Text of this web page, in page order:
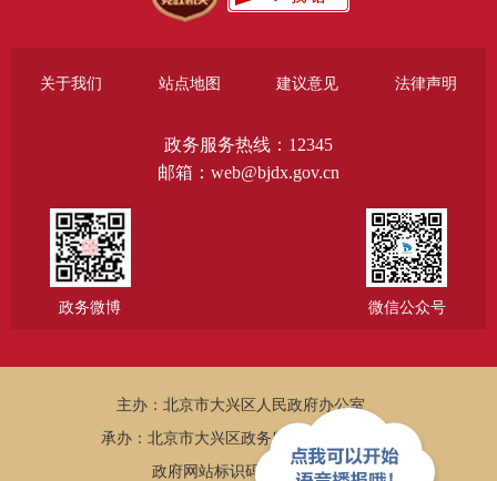
关于我们 站点地图 建议意见 法律声明
政务服务热线：12345
邮箱：web@bjdx.gov.cn
政务微博 微信公众号
主办：北京市大兴区人民政府办公室
承办：北京市大兴区政务服务和数据管理局
政府网站标识码：1101150005